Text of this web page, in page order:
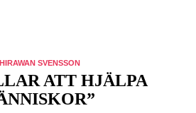
SVENSSON
ATT HJÄLPA